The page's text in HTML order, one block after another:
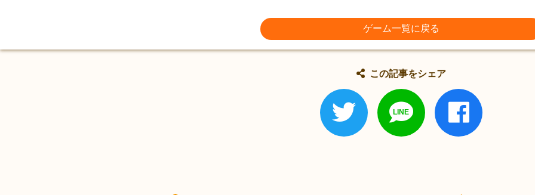
ゲーム一覧に戻る
この記事をシェア